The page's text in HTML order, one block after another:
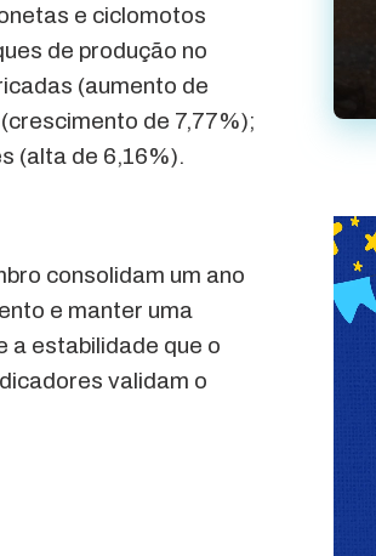
e ciclomotos
de produção no
(aumento de
de 7,77%);
(alta de 6,16%).
consolidam um ano
e manter uma
a estabilidade que o
validam o